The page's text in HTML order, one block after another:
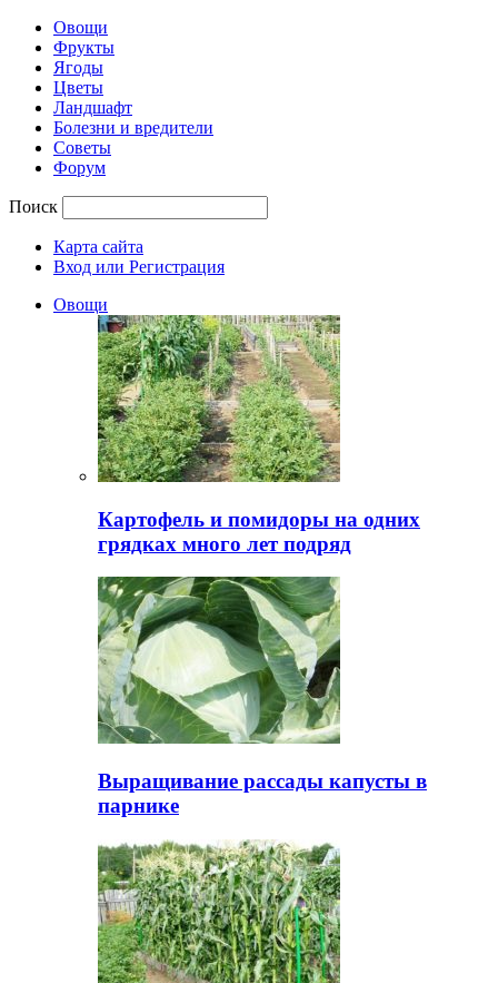
Овощи
Фрукты
Ягоды
Цветы
Ландшафт
Болезни и вредители
Советы
Форум
Поиск
Карта сайта
Вход или Регистрация
Овощи
Картофель и помидоры на одних
грядках много лет подряд
Выращивание рассады капусты в
парнике